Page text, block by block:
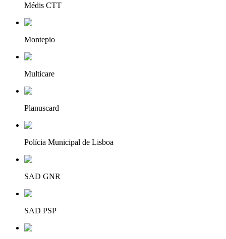
Médis CTT
Montepio
Multicare
Planuscard
Polícia Municipal de Lisboa
SAD GNR
SAD PSP